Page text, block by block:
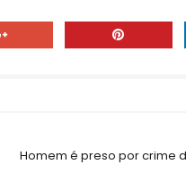
Homem é preso por crime